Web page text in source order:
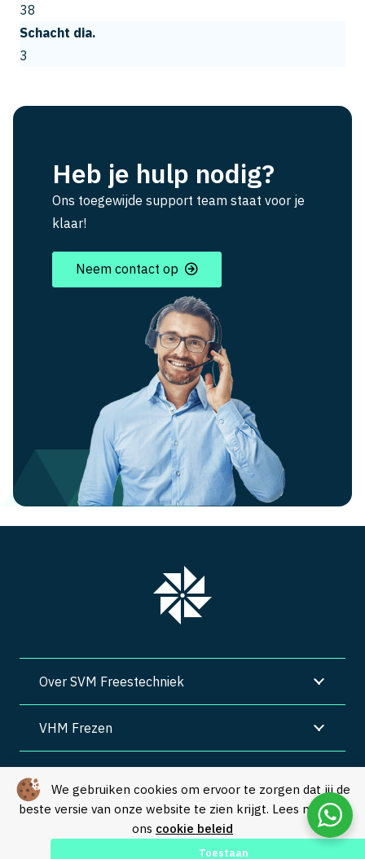
We gebruiken cookies om ervoor te zorgen dat jij de
beste versie van onze website te zien krijgt. Lees meer in
ons cookie beleid
Toestaan
38
Schacht dia.
3
Heb je hulp nodig?
Ons toegewijde support team staat voor je
klaar!
Neem contact op
Over SVM Freestechniek
VHM Frezen
Algemene voorwaarden | Privacy
© Copyright 2026 – SVM Freestechniek |
Webdesign by Yooker–